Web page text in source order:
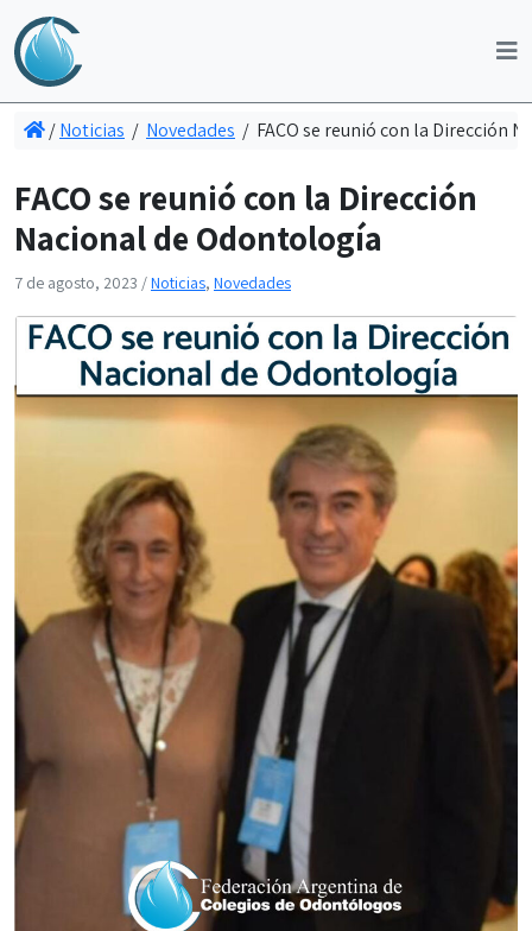
/Noticias / Novedades / FACO se reunió con la Dirección
FACO se reunió con la Dirección
Nacional de Odontología
7 de agosto, 2023 /Noticias, Novedades